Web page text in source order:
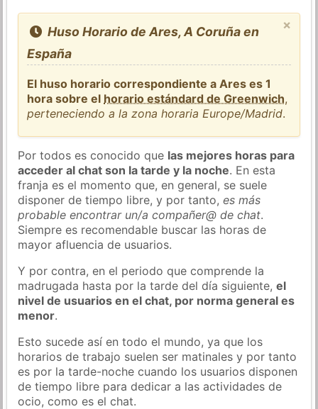
×
Huso Horario de Ares, A Coruña en
España
El huso horario correspondiente a Ares es 1
hora sobre el horario estándard de Greenwich,
perteneciendo a la zona horaria Europe/Madrid.
Por todos es conocido que las mejores horas para
acceder al chat son la tarde y la noche. En esta
franja es el momento que, en general, se suele
disponer de tiempo libre, y por tanto,es más
probable encontrar un/a compañer@ de chat.
Siempre es recomendable buscar las horas de
mayor afluencia de usuarios.
Y por contra, en el periodo que comprende la
madrugada hasta por la tarde del día siguiente,el
nivel de usuarios en el chat, por norma general es
menor.
Esto sucede así en todo el mundo, ya que los
horarios de trabajo suelen ser matinales y por tanto
es por la tarde-noche cuando los usuarios disponen
de tiempo libre para dedicar a las actividades de
ocio, como es el chat.